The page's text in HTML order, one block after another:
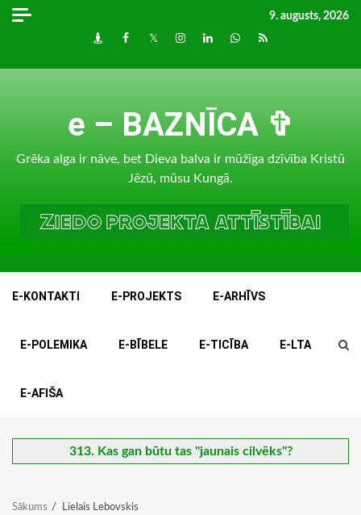
Skip
9. augusts, 2026
DraugiemFacebook
TwitterInstagram
LinkedInwhatsapp
RSS
e – BAZNĪCA ✞
Grēka alga ir nāve, bet Dieva balva ir mūžīga dzīvība Kristū
Jēzū, mūsu Kungā.
E-KONTAKTI E-PROJEKTS E-ARHĪVS
E-POLEMIKA E-BĪBELE E-TICĪBA E-LTA
E-AFIŠA
313. Kas gan būtu tas "jaunais cilvēks"?
Sākums Lielais Lebovskis